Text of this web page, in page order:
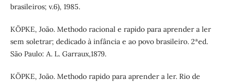
brasileiros; v.6), 1985.
KÖPKE, João. Methodo racional e rapido para aprender a ler
sem soletrar; dedicado à infância e ao povo brasileiro. 2ªed.
São Paulo: A. L. Garraux,1879.
KÖPKE, João. Methodo rapido para aprender a ler. Rio de